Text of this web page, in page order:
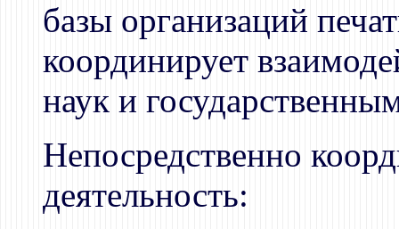
базы организаций
координирует
наук и
Непосредственно
деятельность: